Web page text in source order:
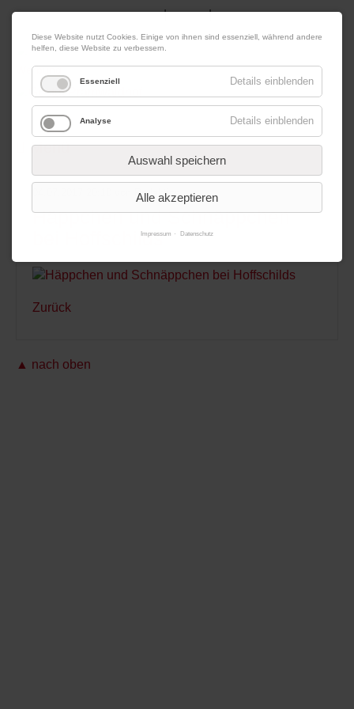
07. August 2026 Impressum|Kontakt|Datenschutz
Werbung
Menü
von Redaktion
Häppchen und Schnäppchen
bei Hoffschilds
Zurück
▲ nach oben
Diese Website nutzt Cookies. Einige von ihnen sind essenziell, während andere
helfen, diese Website zu verbessern.
Essenziell Details einblenden
Analyse Details einblenden
Auswahl speichern
Alle akzeptieren
Impressum Datenschutz